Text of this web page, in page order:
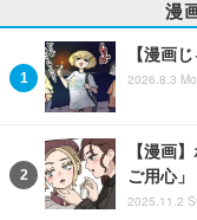
漫
【漫画
2026.8.3
【漫画
ご用心」
2025.11.2